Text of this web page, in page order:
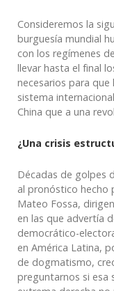
Consideremos la
burguesía mundial
con los regímenes
llevar hasta el final
necesarios para
sistema
China que a una
¿Una crisis
Décadas de golpes
al pronóstico hecho
Mateo Fossa,
en las que advertía
democrático-
en América Latina,
de dogmatismo,
preguntarnos si esa